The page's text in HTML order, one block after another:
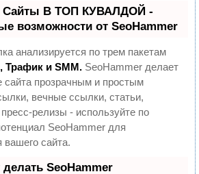
Сайты В ТОП КУВАЛДОЙ -
возможности от SeoHammer
анализируется по трем пакетам
Трафик и SMM. SeoHammer делает
сайта прозрачным и простым
вечные ссылки, статьи,
релизы - используйте по
SeoHammer для
вашего сайта.
SeoHammer